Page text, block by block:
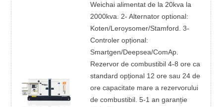
Weichai alimentat de la 20kva la
2000kva. 2- Alternator optional:
Koten/Leroysomer/Stamford. 3-
Controler opțional:
Smartgen/Deepsea/ComAp.
Rezervor de combustibil 4-8 ore ca
standard opțional 12 ore sau 24 de
ore capacitate mare a rezervorului
de combustibil. 5-1 an garanție